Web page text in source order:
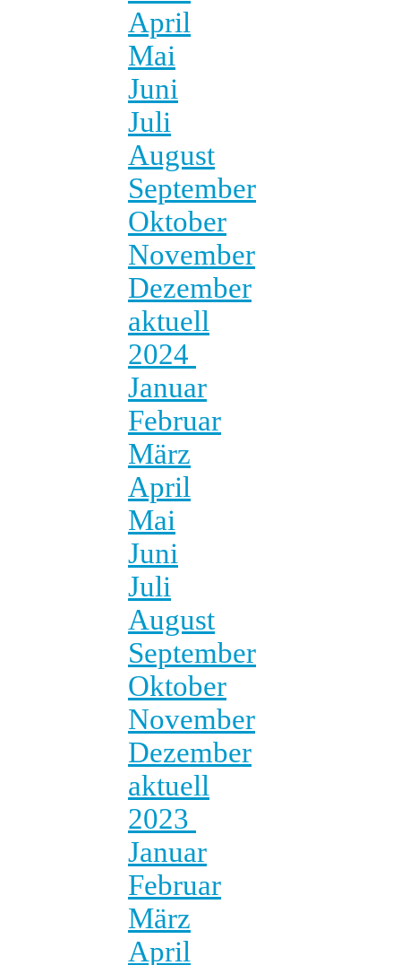
April
Mai
Juni
Juli
August
September
Oktober
November
Dezember
aktuell
2024
Januar
Februar
März
April
Mai
Juni
Juli
August
September
Oktober
November
Dezember
aktuell
2023
Januar
Februar
März
April